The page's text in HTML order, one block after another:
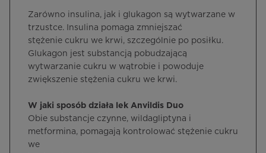
Zarówno insulina, jak i glukagon są wytwarzane w
trzustce. Insulina pomaga zmniejszać
stężenie cukru we krwi, szczególnie po posiłku.
Glukagon jest substancją pobudzającą
wytwarzanie cukru w wątrobie i powoduje
zwiększenie stężenia cukru we krwi.
W jaki sposób działa lek Anvildis Duo
Obie substancje czynne, wildagliptyna i
metformina, pomagają kontrolować stężenie cukru
we